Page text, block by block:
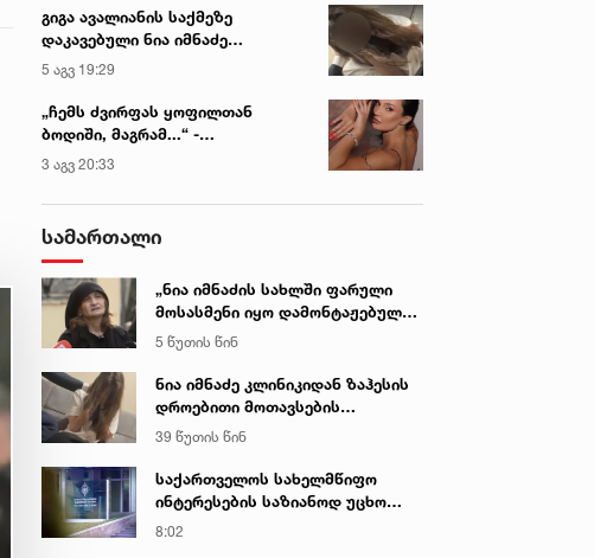
ქართლში
გიგა ავალიანის საქმეზე
დაკავებული ნია იმნაძე
კლინიკაში გადაჰყავთ
5 აგვ 19:29
„ჩემს ძვირფას ყოფილთან
ბოდიში, მაგრამ...“ -
ალექსანდრა პაიჭაძის
გულწრფელი აღიარება
3 აგვ 20:33
სამართალი
„ნია იმნაძის სახლში ფარული
მოსასმენი იყო დამონტაჟებული,
მისი ტელეფონიდან მასალები
აღდგა...“ - ეკა კუპატაძე
5 წუთის წინ
ნია იმნაძე კლინიკიდან ზაჰესის
დროებითი მოთავსების
იზოლატორში გადაიყვანეს
39 წუთის წინ
საქართველოს სახელმწიფო
ინტერესების საზიანოდ უცხო
ქვეყნიდან მართულ და
8:02